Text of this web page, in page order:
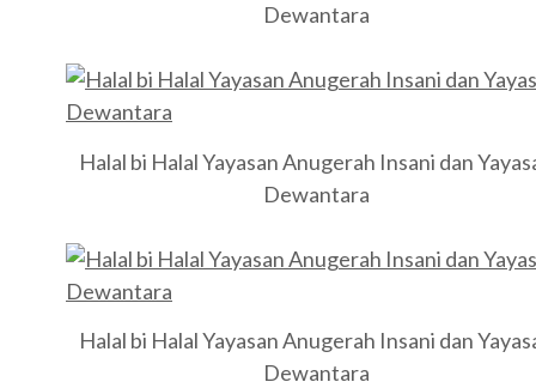
Dewantara
Halal bi Halal Yayasan Anugerah Insani dan
Dewantara
Halal bi Halal Yayasan Anugerah Insani dan
Dewantara